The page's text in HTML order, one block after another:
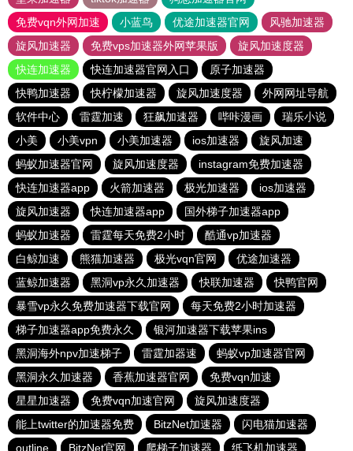
免费vqn外网加速
小蓝鸟 优途加速器官网
风驰加速器
旋风加速器
免费vps加速器外网苹果版
旋风加速度器
快连加速器
快连加速器官网入口
原子加速器
快鸭加速器
快柠檬加速器 旋风加速度器
外网网址导航
软件中心
雷霆加速 狂飙加速器 哔咔漫画
瑞乐小说
小美
小美vpn 小美加速器 ios加速器
旋风加速
蚂蚁加速器官网
旋风加速度器
instagram免费加速器
快连加速器app
火箭加速器 极光加速器
ios加速器
旋风加速器
快连加速器app
国外梯子加速器app
蚂蚁加速器
雷霆每天免费2小时
酷通vp加速器
白鲸加速
熊猫加速器 极光vqn官网
优途加速器
蓝鲸加速器
黑洞vp永久加速器 快联加速器
快鸭官网
暴雪vp永久免费加速器下载官网
每天免费2小时加速器
梯子加速器app免费永久
银河加速器下载苹果ins
黑洞海外npv加速梯子
雷霆加器速
蚂蚁vp加速器官网
黑洞永久加速器
香蕉加速器官网
免费vqn加速
星星加速器
免费vqn加速官网
旋风加速度器
能上twitter的加速器免费
BitzNet加速器
闪电猫加速器
outline
BitzNet官网 爬梯子加速器 纸飞机加速器